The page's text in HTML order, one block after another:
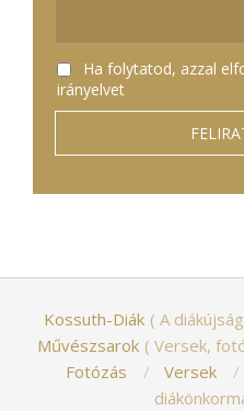
Ha folytatod, azzal
irányelvet
Kossuth-Diák
A
Művészsarok
Versek,
Fotózás
Versek